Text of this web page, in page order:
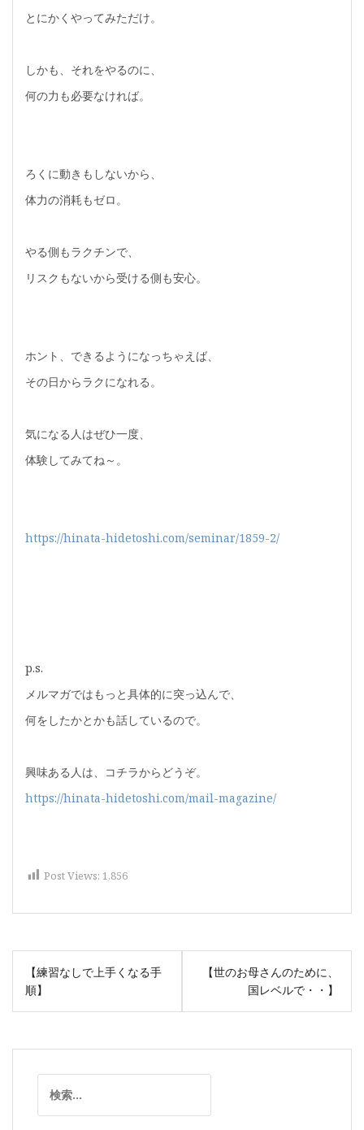
とにかくやってみただけ。
しかも、それをやるのに、
何の力も必要なければ。
ろくに動きもしないから、
体力の消耗もゼロ。
やる側もラクチンで、
リスクもないから受ける側も安心。
ホント、できるようになっちゃえば、
その日からラクになれる。
気になる人はぜひ一度、
体験してみてね～。
https://hinata-hidetoshi.com/seminar/1859-2/
p.s.
メルマガではもっと具体的に突っ込んで、
何をしたかとかも話しているので。
興味ある人は、コチラからどうぞ。
https://hinata-hidetoshi.com/mail-magazine/
Post Views: 1,856
投
稿
ナ
ゲ
【練習なしで上手くなる手
順】
【世のお母さんのために、
国レベルで・・】
索: